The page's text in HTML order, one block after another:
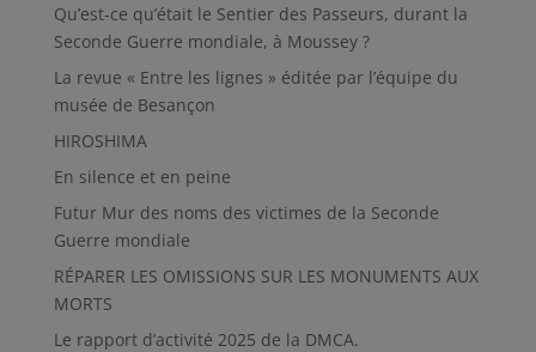
Qu’est-ce qu’était le Sentier des Passeurs, durant la
Seconde Guerre mondiale, à Moussey ?
La revue « Entre les lignes » éditée par l’équipe du
musée de Besançon
HIROSHIMA
En silence et en peine
Futur Mur des noms des victimes de la Seconde
Guerre mondiale
RÉPARER LES OMISSIONS SUR LES MONUMENTS AUX
MORTS
Le rapport d’activité 2025 de la DMCA.